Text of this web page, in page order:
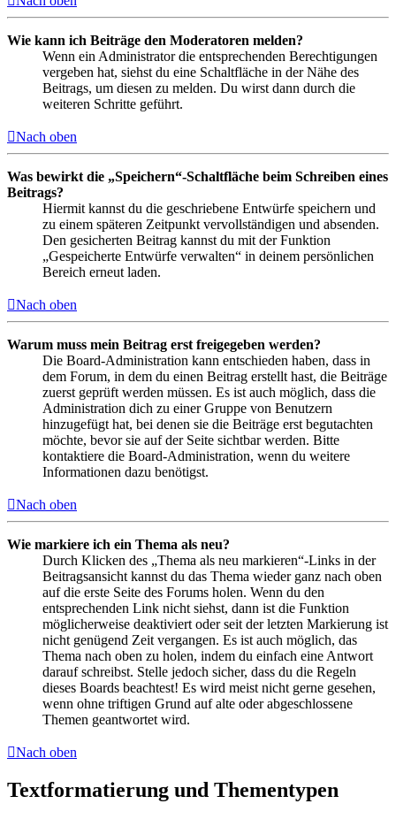
Wie kann ich Beiträge den Moderatoren melden?
Wenn ein Administrator die entsprechenden Berechtigungen
vergeben hat, siehst du eine Schaltfläche in der Nähe des
Beitrags, um diesen zu melden. Du wirst dann durch die
weiteren Schritte geführt.
Nach oben
Was bewirkt die „Speichern“-Schaltfläche beim Schreiben eines
Beitrags?
Hiermit kannst du die geschriebene Entwürfe speichern und
zu einem späteren Zeitpunkt vervollständigen und absenden.
Den gesicherten Beitrag kannst du mit der Funktion
„Gespeicherte Entwürfe verwalten“ in deinem persönlichen
Bereich erneut laden.
Nach oben
Warum muss mein Beitrag erst freigegeben werden?
Die Board-Administration kann entschieden haben, dass in
dem Forum, in dem du einen Beitrag erstellt hast, die Beiträge
zuerst geprüft werden müssen. Es ist auch möglich, dass die
Administration dich zu einer Gruppe von Benutzern
hinzugefügt hat, bei denen sie die Beiträge erst begutachten
möchte, bevor sie auf der Seite sichtbar werden. Bitte
kontaktiere die Board-Administration, wenn du weitere
Informationen dazu benötigst.
Nach oben
Wie markiere ich ein Thema als neu?
Durch Klicken des „Thema als neu markieren“-Links in der
Beitragsansicht kannst du das Thema wieder ganz nach oben
auf die erste Seite des Forums holen. Wenn du den
entsprechenden Link nicht siehst, dann ist die Funktion
möglicherweise deaktiviert oder seit der letzten Markierung ist
nicht genügend Zeit vergangen. Es ist auch möglich, das
Thema nach oben zu holen, indem du einfach eine Antwort
darauf schreibst. Stelle jedoch sicher, dass du die Regeln
dieses Boards beachtest! Es wird meist nicht gerne gesehen,
wenn ohne triftigen Grund auf alte oder abgeschlossene
Themen geantwortet wird.
Nach oben
Textformatierung und Thementypen